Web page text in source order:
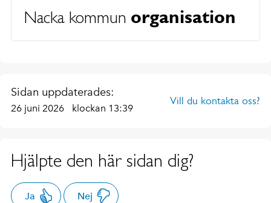
Nacka kommun organisation
Sidan uppdaterades:
26 juni 2026 klockan 13:39
Vill du kontakta oss?
Hjälpte den här sidan dig?
Ja Nej